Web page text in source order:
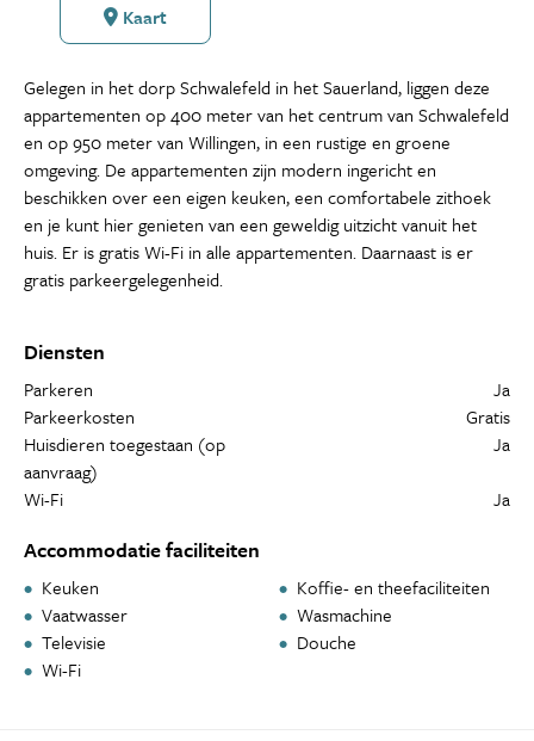
Kaart
Gelegen in het dorp Schwalefeld in het Sauerland, liggen deze
appartementen op 400 meter van het centrum van Schwalefeld
en op 950 meter van Willingen, in een rustige en groene
omgeving. De appartementen zijn modern ingericht en
beschikken over een eigen keuken, een comfortabele zithoek
en je kunt hier genieten van een geweldig uitzicht vanuit het
huis. Er is gratis Wi-Fi in alle appartementen. Daarnaast is er
gratis parkeergelegenheid.
Diensten
Parkeren
Ja
Parkeerkosten
Gratis
Huisdieren toegestaan (op
aanvraag)
Ja
Wi-Fi Ja
Accommodatie faciliteiten
Keuken
Koffie- en theefaciliteiten
Vaatwasser
Wasmachine
Televisie
Douche
Wi-Fi